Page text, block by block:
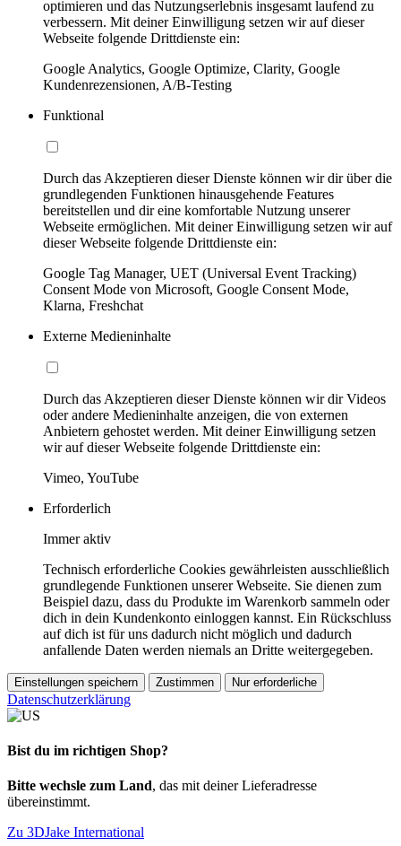
optimieren und das Nutzungserlebnis insgesamt laufend zu
verbessern. Mit deiner Einwilligung setzen wir auf dieser
Webseite folgende Drittdienste ein:
Google Analytics, Google Optimize, Clarity, Google
Kundenrezensionen, A/B-Testing
Funktional
Durch das Akzeptieren dieser Dienste können wir dir über die
grundlegenden Funktionen hinausgehende Features
bereitstellen und dir eine komfortable Nutzung unserer
Webseite ermöglichen. Mit deiner Einwilligung setzen wir auf
dieser Webseite folgende Drittdienste ein:
Google Tag Manager, UET (Universal Event Tracking)
Consent Mode von Microsoft, Google Consent Mode,
Klarna, Freshchat
Externe Medieninhalte
Durch das Akzeptieren dieser Dienste können wir dir Videos
oder andere Medieninhalte anzeigen, die von externen
Anbietern gehostet werden. Mit deiner Einwilligung setzen
wir auf dieser Webseite folgende Drittdienste ein:
Vimeo, YouTube
Erforderlich
Immer aktiv
Technisch erforderliche Cookies gewährleisten ausschließlich
grundlegende Funktionen unserer Webseite. Sie dienen zum
Beispiel dazu, dass du Produkte im Warenkorb sammeln oder
dich in dein Kundenkonto einloggen kannst. Ein Rückschluss
auf dich ist für uns dadurch nicht möglich und dadurch
anfallende Daten werden niemals an Dritte weitergegeben.
Einstellungen speichern Zustimmen Nur erforderliche
Datenschutzerklärung
Bist du im richtigen Shop?
Bitte wechsle zum Land, das mit deiner Lieferadresse
übereinstimmt.
Zu 3DJake International